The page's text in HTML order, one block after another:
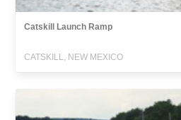
Catskill Launch Ramp
CATSKILL, NEW MEXICO